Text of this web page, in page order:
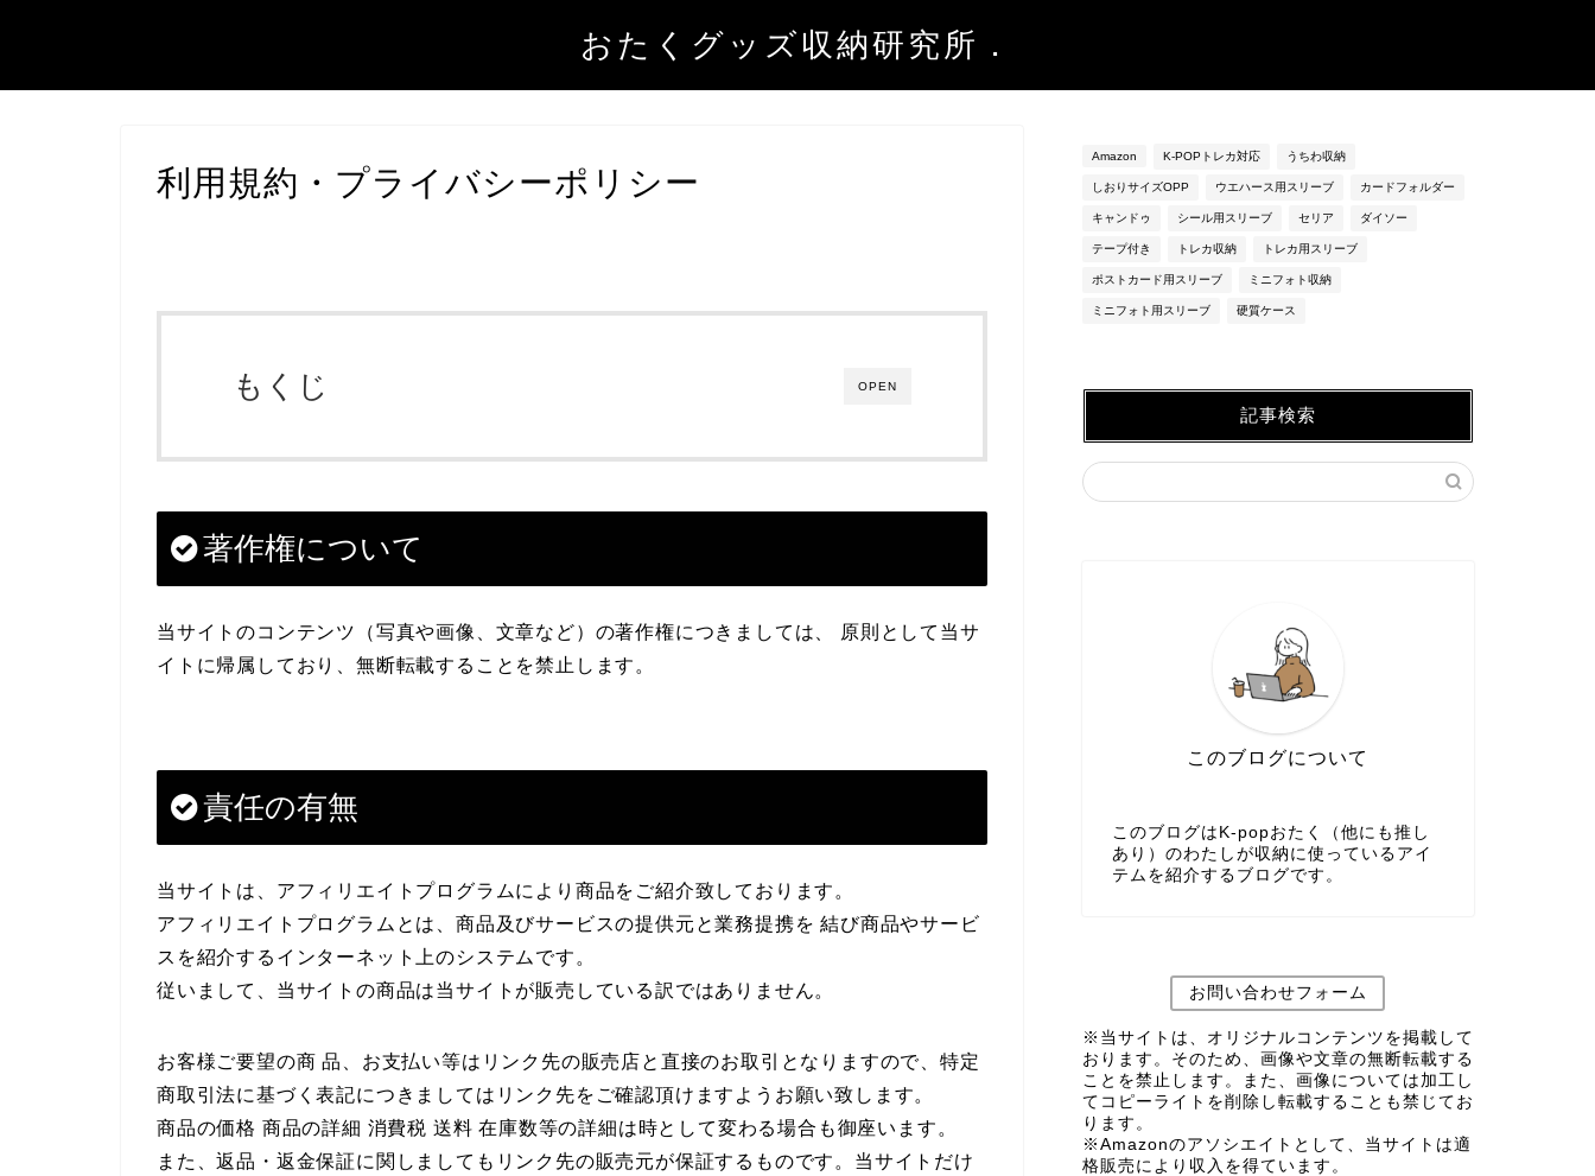
おたくグッズ収納研究所．
利用規約・プライバシーポリシー
OPEN
もくじ
著作権について
当サイトのコンテンツ（写真や画像、文章など）の著作権につきましては、 原則として当サ
イトに帰属しており、無断転載することを禁止します。
責任の有無
当サイトは、アフィリエイトプログラムにより商品をご紹介致しております。
アフィリエイトプログラムとは、商品及びサービスの提供元と業務提携を 結び商品やサービ
スを紹介するインターネット上のシステムです。
従いまして、当サイトの商品は当サイトが販売している訳ではありません。
お客様ご要望の商 品、お支払い等はリンク先の販売店と直接のお取引となりますので、特定
商取引法に基づく表記につきましてはリンク先をご確認頂けますようお願い致します。
商品の価格 商品の詳細 消費税 送料 在庫数等の詳細は時として変わる場合も御座います。
また、返品・返金保証に関しましてもリンク先の販売元が保証するものです。当サイトだけ
Amazon K-POPトレカ対応 うちわ収納
しおりサイズOPP ウエハース用スリーブ カードフォルダー
キャンドゥ シール用スリーブ セリア ダイソー
テープ付き トレカ収納 トレカ用スリーブ
ポストカード用スリーブ ミニフォト収納
ミニフォト用スリーブ 硬質ケース
記事検索
このブログについて
このブログはK-popおたく（他にも推し
あり）のわたしが収納に使っているアイ
テムを紹介するブログです。
お問い合わせフォーム
※当サイトは、オリジナルコンテンツを掲載して
おります。そのため、画像や文章の無断転載する
ことを禁止します。また、画像については加工し
てコピーライトを削除し転載することも禁じてお
ります。
※Amazonのアソシエイトとして、当サイトは適
格販売により収入を得ています。